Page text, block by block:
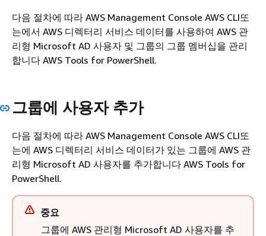
다음 절차에 따라 AWS Management Console AWS CLI또
는에서 AWS 디렉터리 서비스 데이터를 사용하여 AWS 관
리형 Microsoft AD 사용자 및 그룹의 그룹 멤버십을 관리
합니다 AWS Tools for PowerShell.
그룹에 사용자 추가
다음 절차에 따라 AWS Management Console AWS CLI또
는에 AWS 디렉터리 서비스 데이터가 있는 그룹에 AWS 관
리형 Microsoft AD 사용자를 추가합니다 AWS Tools for
PowerShell.
중요
그룹에 AWS 관리형 Microsoft AD 사용자를 추